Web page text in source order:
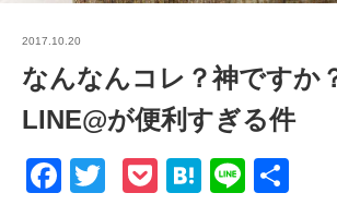
2017.10.20
なんなんコレ？神ですか
LINE@が便利すぎる件
Facebook
TwitterPocket
Hatena
Line